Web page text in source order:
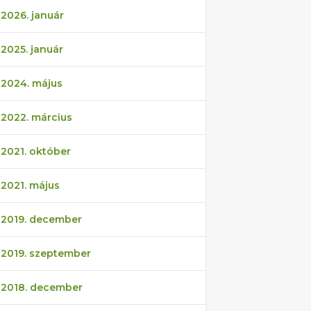
2026. január
2025. január
2024. május
2022. március
2021. október
2021. május
2019. december
2019. szeptember
2018. december